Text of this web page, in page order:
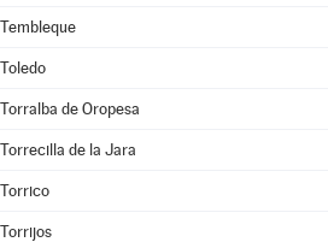
Tembleque
Toledo
Torralba de Oropesa
Torrecilla de la Jara
Torrico
Torrijos